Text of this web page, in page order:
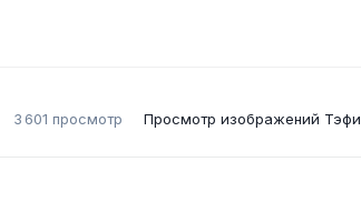
3 601 просмотр Просмотр изображений Тэфи